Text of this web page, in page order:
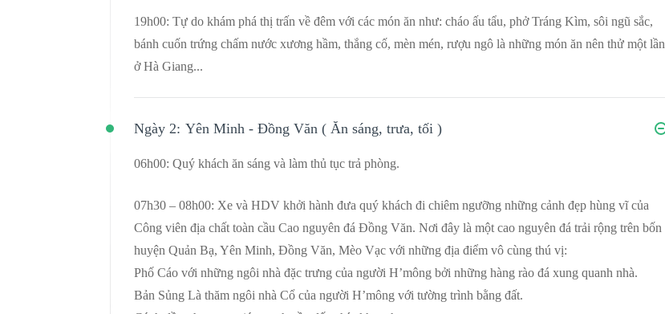
19h00: Tự do khám phá thị trấn về đêm với các món ăn như: cháo ấu tẩu, phở Tráng Kìm, sôi ngũ sắc,
bánh cuốn trứng chấm nước xương hầm, thắng cố, mèn mén, rượu ngô là những món ăn nên thử một lần
ở Hà Giang...
Ngày 2: Yên Minh - Đồng Văn ( Ăn sáng, trưa, tối )
06h00: Quý khách ăn sáng và làm thủ tục trả phòng.
07h30 – 08h00: Xe và HDV khởi hành đưa quý khách đi chiêm ngưỡng những cảnh đẹp hùng vĩ của
Công viên địa chất toàn cầu Cao nguyên đá Đồng Văn. Nơi đây là một cao nguyên đá trải rộng trên bốn
huyện Quản Bạ, Yên Minh, Đồng Văn, Mèo Vạc với những địa điểm vô cùng thú vị:
Phố Cáo với những ngôi nhà đặc trưng của người H’mông bởi những hàng rào đá xung quanh nhà.
Bản Sủng Là thăm ngôi nhà Cổ của người H’mông với tường trình bằng đất.